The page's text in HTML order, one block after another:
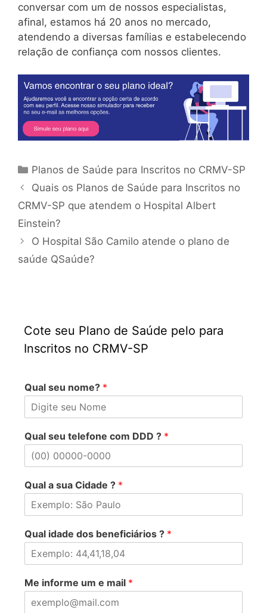
conversar com um de nossos especialistas,
afinal, estamos há 20 anos no mercado,
atendendo a diversas famílias e estabelecendo
relação de confiança com nossos clientes.
Planos de Saúde para Inscritos no CRMV-SP
Quais os Planos de Saúde para Inscritos no
CRMV-SP que atendem o Hospital Albert
Einstein?
O Hospital São Camilo atende o plano de
saúde QSaúde?
Cote seu Plano de Saúde pelo para
Inscritos no CRMV-SP
Qual seu nome? *
Qual seu telefone com DDD ? *
Qual a sua Cidade ? *
Qual idade dos beneficiários ? *
Me informe um e mail *